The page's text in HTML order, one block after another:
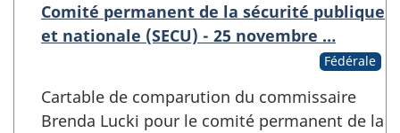
Comité permanent de la sécurité publique
et nationale (SECU) - 25 novembre …
Fédérale
Cartable de comparution du commissaire
Brenda Lucki pour le comité permanent de la